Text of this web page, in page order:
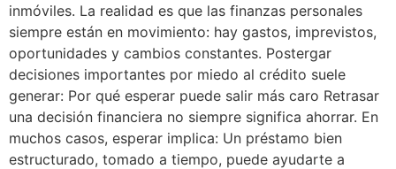
inmóviles. La realidad es que las finanzas personales
siempre están en movimiento: hay gastos, imprevistos,
oportunidades y cambios constantes. Postergar
decisiones importantes por miedo al crédito suele
generar: Por qué esperar puede salir más caro Retrasar
una decisión financiera no siempre significa ahorrar. En
muchos casos, esperar implica: Un préstamo bien
estructurado, tomado a tiempo, puede ayudarte a